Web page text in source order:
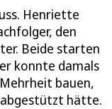
Henriette
den
Beide starten
konnte damals
bauen,
hätte.